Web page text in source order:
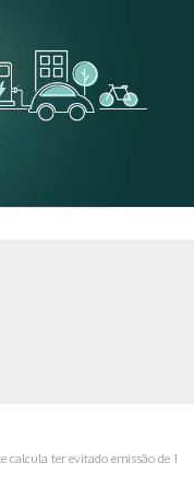
calcula ter evitado emissão de 1